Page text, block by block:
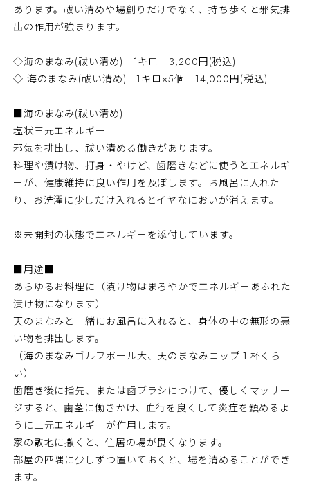
あります。祓い清めや場創りだけでなく、持ち歩くと邪気排
出の作用が強まります。
◇海のまなみ(祓い清め) 1キロ 3,200円(税込)
◇ 海のまなみ(祓い清め) 1キロ×5個 14,000円(税込)
■海のまなみ(祓い清め)
塩状三元エネルギー
邪気を排出し、祓い清める働きがあります。
料理や漬け物、打身・やけど、歯磨きなどに使うとエネルギ
ーが、健康維持に良い作用を及ぼします。お風呂に入れた
り、お洗濯に少しだけ入れるとイヤなにおいが消えます。
※未開封の状態でエネルギーを添付しています。
■用途■
あらゆるお料理に（漬け物はまろやかでエネルギーあふれた
漬け物になります）
天のまなみと一緒にお風呂に入れると、身体の中の無形の悪
い物を排出します。
（海のまなみゴルフボール大、天のまなみコップ１杯くら
い）
歯磨き後に指先、または歯ブラシにつけて、優しくマッサー
ジすると、歯茎に働きかけ、血行を良くして炎症を鎮めるよ
うに三元エネルギーが作用します。
家の敷地に撒くと、住居の場が良くなります。
部屋の四隅に少しずつ置いておくと、場を清めることができ
ます。